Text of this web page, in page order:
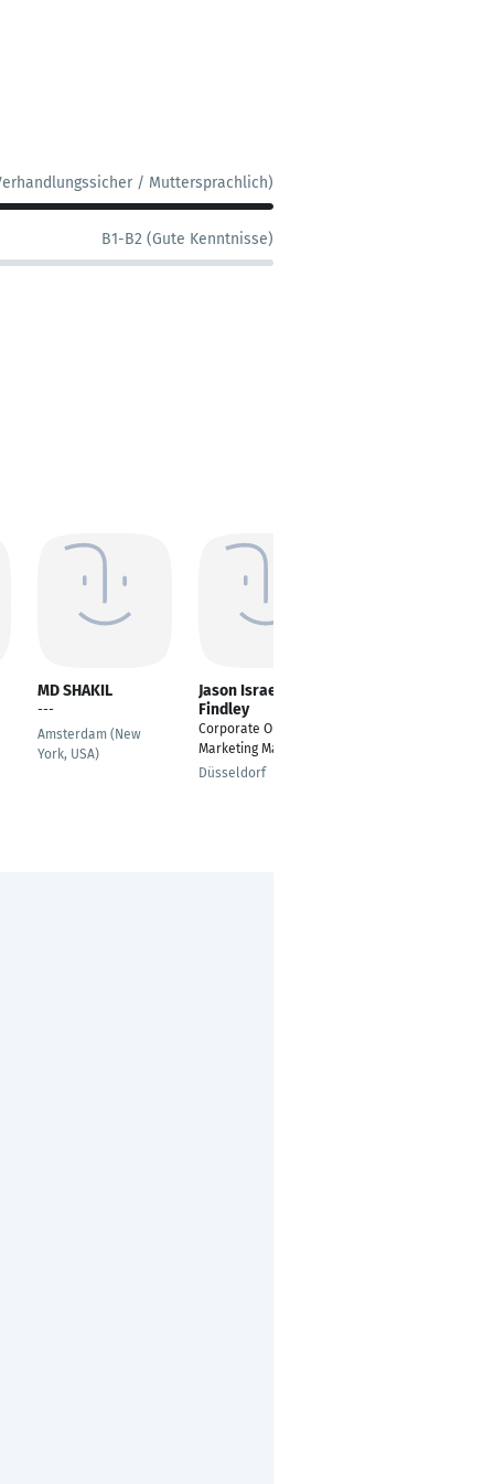
/ Muttersprachlich)
B1-B2 (Gute Kenntnisse)
MD SHAKIL
---
Amsterdam (New
York, USA)
Jason Israel
Findley
Corporate Online
Marketing Manager
Düsseldorf